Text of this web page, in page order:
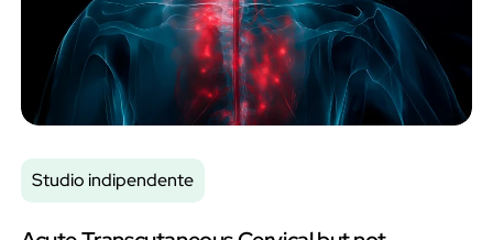
Studio indipendente